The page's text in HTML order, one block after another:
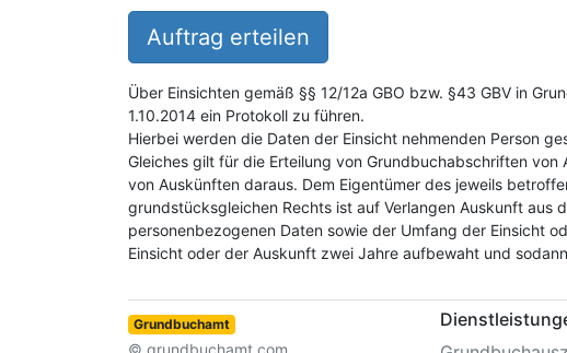
Auftrag erteilen
Über Einsichten gemäß §§ 12/12a GBO bzw. §43 GBV in
1.10.2014 ein Protokoll zu führen.
Hierbei werden die Daten der Einsicht nehmenden Person
Gleiches gilt für die Erteilung von Grundbuchabschriften
von Auskünften daraus. Dem Eigentümer des jeweils
grundstücksgleichen Rechts ist auf Verlangen Auskunft aus
personenbezogenen Daten sowie der Umfang der Einsicht
Einsicht oder der Auskunft zwei Jahre aufbewaht und
Grundbuchamt
© grundbuchamt.com